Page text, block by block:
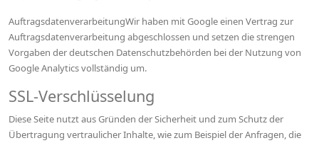
AuftragsdatenverarbeitungWir haben mit Google einen Vertrag zur
Auftragsdatenverarbeitung abgeschlossen und setzen die strengen
Vorgaben der deutschen Datenschutzbehörden bei der Nutzung von
Google Analytics vollständig um.
SSL-Verschlüsselung
Diese Seite nutzt aus Gründen der Sicherheit und zum Schutz der
Übertragung vertraulicher Inhalte, wie zum Beispiel der Anfragen, die